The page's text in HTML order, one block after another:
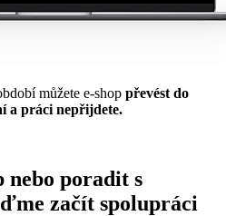
můžete e-shop převést do
a práci nepřijdete.
nebo poradit s
začít spolupráci